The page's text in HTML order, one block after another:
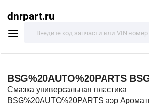
dnrpart.ru
BSG%20AUTO%20PARTS
Смазка универсальная пластика
BSG%20AUTO%20PARTS аэр